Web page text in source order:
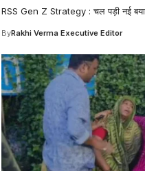
RSS Gen Z Strategy : चल पड़ी नई
ByRakhi Verma Executive Editor